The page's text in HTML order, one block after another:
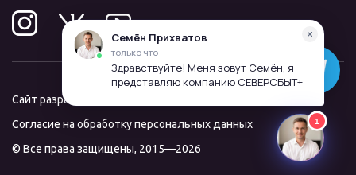
Сайт разработал и продвинул
Согласие на обработку персональных данных
© Все права защищены, 2015—2026